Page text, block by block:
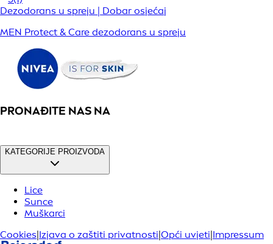
Dezodorans u spreju | Dobar osjećaj
MEN Protect & Care dezodorans u spreju
PRONAĐITE NAS NA
KATEGORIJE PROIZVODA
Lice
Sunce
Muškarci
Cookies|Izjava o zaštiti privatnosti|Opći uvjeti|Impressum